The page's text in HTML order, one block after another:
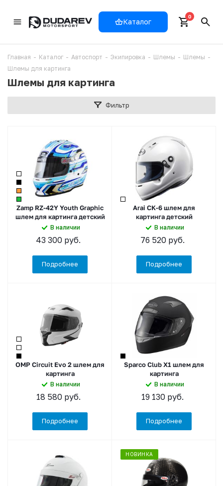
Каталог
0
Главная - Каталог - Автоспорт - Экипировка - Шлемы - Шлемы -
Шлемы для картинга
Шлемы для картинга
Фильтр
Zamp RZ-42Y Youth Graphic
шлем для картинга детский
В наличии
43 300 руб.
Подробнее
Arai CK-6 шлем для
картинга детский
В наличии
76 520руб.
Подробнее
OMP Circuit Evo 2 шлем для
картинга
В наличии
18 580руб.
Подробнее
Sparco Club X1 шлем для
картинга
В наличии
19 130руб.
Подробнее
НОВИНКА